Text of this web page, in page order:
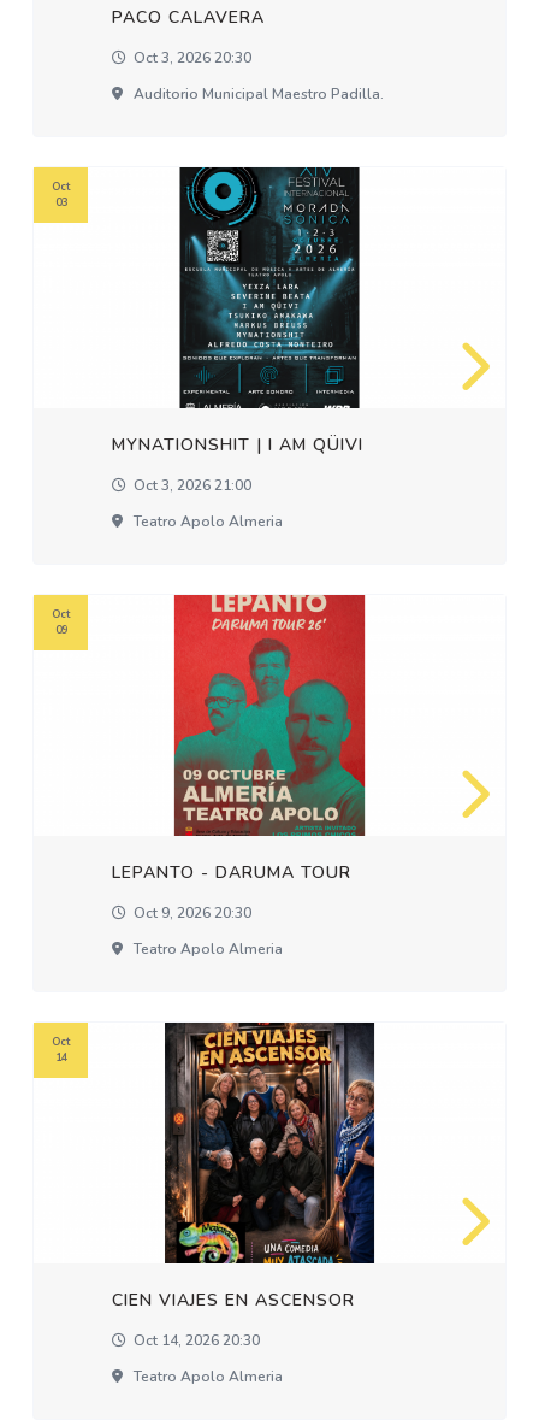
PACO CALAVERA
Oct 3, 2026 20:30
Auditorio Municipal Maestro Padilla.
MYNATIONSHIT | I AM QÜIVI
Oct 3, 2026 21:00
Teatro Apolo Almeria
Oct
03
LEPANTO - DARUMA TOUR
Oct 9, 2026 20:30
Teatro Apolo Almeria
Oct
09
CIEN VIAJES EN ASCENSOR
Oct 14, 2026 20:30
Teatro Apolo Almeria
Oct
14